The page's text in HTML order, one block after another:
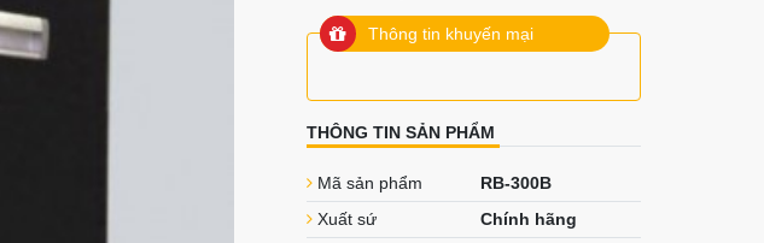
Thông tin khuyến mại
THÔNG TIN SẢN PHẨM
Mã sản phẩm
RB-300B
Xuất sứ
Chính hãng